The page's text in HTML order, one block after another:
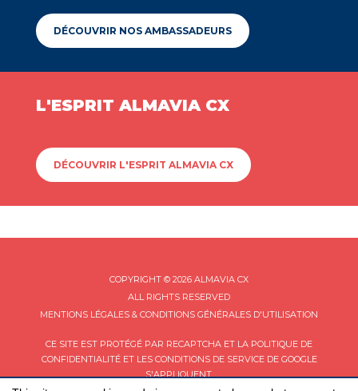
DÉCOUVRIR NOS AMBASSADEURS
L'ESPRIT ALMAVIA CX
DÉCOUVRIR L'ESPRIT ALMAVIA CX
COPYRIGHT © 2026 ALMAVIA CX
ALL RIGHTS RESERVED
MENTIONS LÉGALES & CONDITIONS GÉNÉRALES D'UTILISATION
CE SITE EST PROTÉGÉ PAR RECAPTCHA ET LA POLITIQUE DE
CONFIDENTIALITÉET LES CONDITIONS DE SERVICEDE GOOGLE
S'APPLIQUENT.